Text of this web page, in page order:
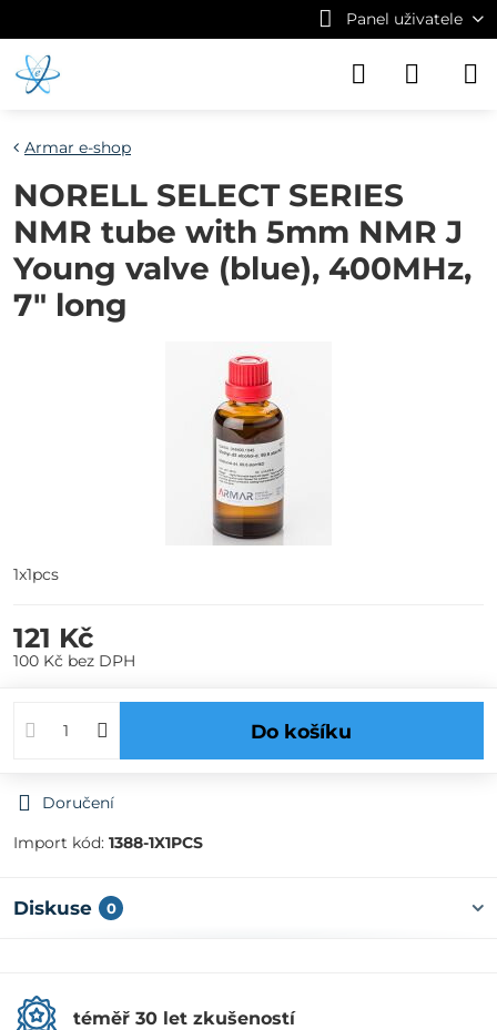
Panel uživatele
Armar e-shop
NORELL SELECT SERIES
NMR tube with 5mm NMR J
Young valve (blue), 400MHz,
7" long
1x1pcs
121 Kč
100 Kč bez DPH
Do košíku
Doručení
Import kód: 1388-1X1PCS
Diskuse 0
téměř 30 let zkušeností